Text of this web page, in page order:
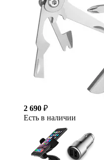
2 690 ₽
Есть в наличии